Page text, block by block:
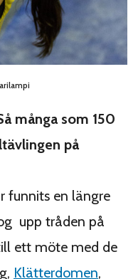
många som 150
på
funnits en längre
upp tråden på
ett möte med de
Klätterdomen,